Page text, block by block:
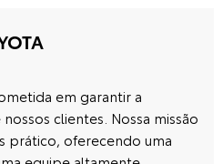
em garantir a
clientes. Nossa missão
prático, oferecendo uma